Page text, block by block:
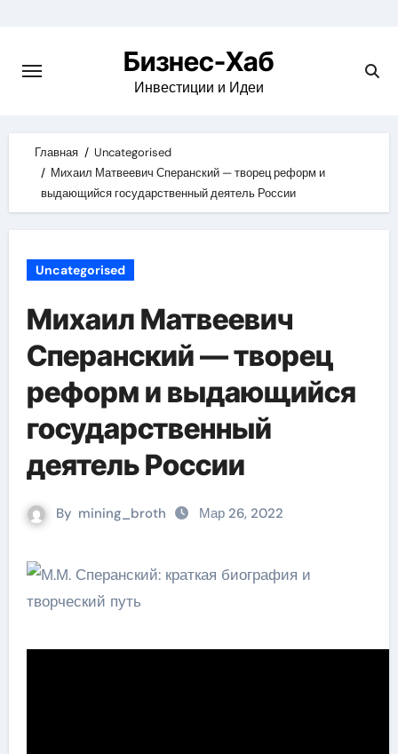
content
Бизнес-Хаб
Инвестиции и Идеи
Главная
Uncategorised
Михаил Матвеевич Сперанский — творец реформ и
выдающийся государственный деятель России
Uncategorised
Михаил Матвеевич
Сперанский — творец
реформ и выдающийся
государственный
деятель России
By mining_broth Мар 26, 2022